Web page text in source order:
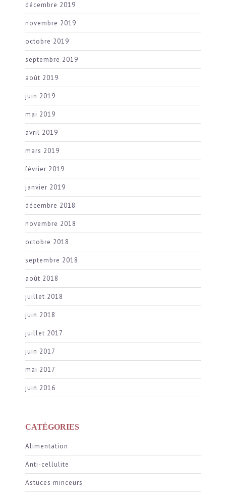
décembre 2019
novembre 2019
octobre 2019
septembre 2019
août 2019
juin 2019
mai 2019
avril 2019
mars 2019
février 2019
janvier 2019
décembre 2018
novembre 2018
octobre 2018
septembre 2018
août 2018
juillet 2018
juin 2018
juillet 2017
juin 2017
mai 2017
juin 2016
CATÉGORIES
Alimentation
Anti-cellulite
Astuces minceurs